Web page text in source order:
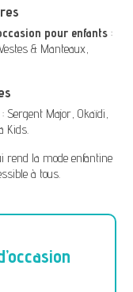
pour enfants:
& Manteaux,
Sergent Major, Okaïdi,
Kids.
rend la mode enfantine
à tous.